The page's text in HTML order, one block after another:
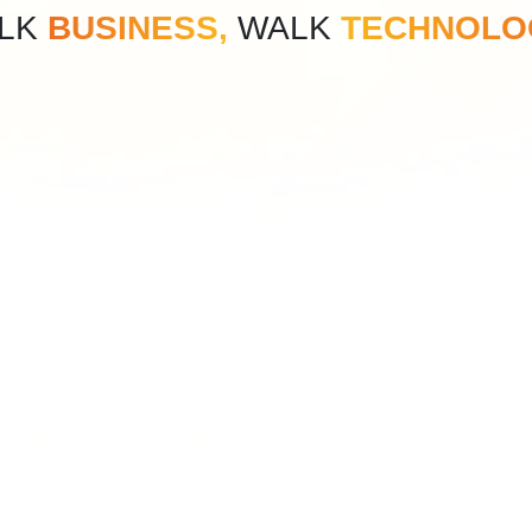
BUSINESS, WALK